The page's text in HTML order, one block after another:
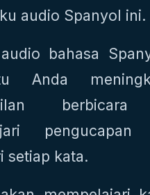
audio Spanyol ini.
bahasa
Anda
pengucapan
setiap kata.